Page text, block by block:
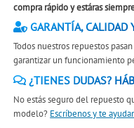
compra rápido y estáras
GARANTÍA, CALIDAD
Todos nuestros repuestos
garantizar un funcionamiento
¿TIENES DUDAS?
No estás seguro del repuesto
modelo? Escríbenos y te